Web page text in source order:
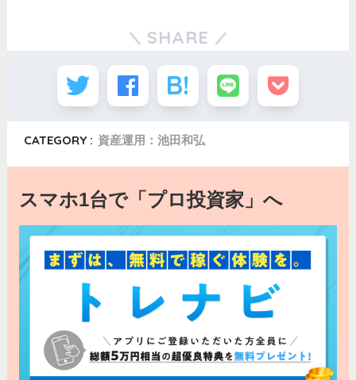
SHARE
CATEGORY : 資産運用：池田和弘
スマホ1台で「プロ投資家」へ